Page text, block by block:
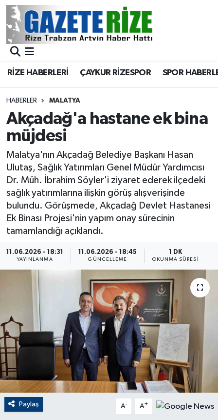
RİZE HABERLERİ ÇAYKUR RİZESPOR SPOR
HABERLER MALATYA
Akçadağ'a hastane ek bina
müjdesi
Malatya'nın Akçadağ Belediye Başkanı Hasan
Ulutaş, Sağlık Yatırımları Genel Müdür Yardımcısı
Dr. Müh. İbrahim Söyler'i ziyaret ederek ilçedeki
sağlık yatırımlarına ilişkin görüş alışverişinde
bulundu. Görüşmede, Akçadağ Devlet Hastanesi
Ek Binası Projesi'nin yapım onay sürecinin
tamamlandığı açıklandı.
11.06.2026 - 18:31
YAYINLANMA
11.06.2026 - 18:45
GÜNCELLEME
1 DK
OKUNMA SÜRESI
Paylaş A- A+
BÖLGEMİZ
Asayiş
Rize Jandarma Komutanlığı
Bilim Teknoloji
Bölge
Advertising news
Canlı Maç
ÇEVRE
Dış Haberler
Dünya
EĞİTİM
EKONOMİ
English News
Finans
Flaş Haber
Merkez Nöbetçi Eczaneler
Merkez Trafik Yoğunluk Haritası
Süper Lig Puan Durumu ve Fikstür
Tüm Manşetler
Son Dakika Haberleri